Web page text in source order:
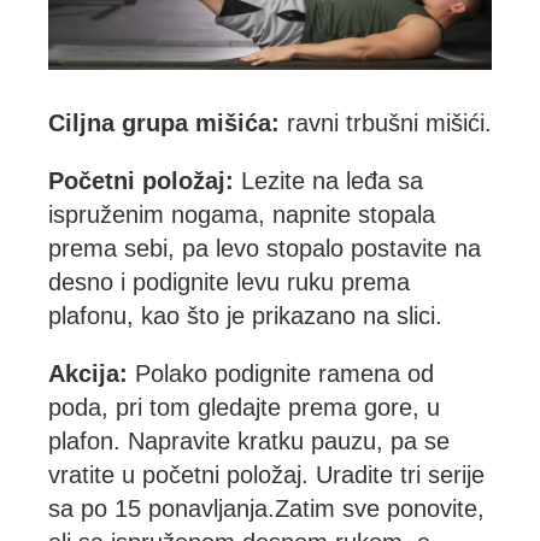
Ciljna grupa mišića: ravni trbušni mišići.
Početni položaj: Lezite na leđa sa
ispruženim nogama, napnite stopala
prema sebi, pa levo stopalo postavite na
desno i podignite levu ruku prema
plafonu, kao što je prikazano na slici.
Akcija: Polako podignite ramena od
poda, pri tom gledajte prema gore, u
plafon. Napravite kratku pauzu, pa se
vratite u početni položaj. Uradite tri serije
sa po 15 ponavljanja.Zatim sve ponovite,